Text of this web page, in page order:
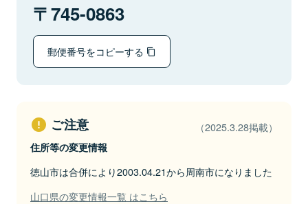
745-0863
郵便番号をコピーする
ご注意 （2025.3.28掲載）
住所等の変更情報
徳山市は合併により2003.04.21から周南市になりました
山口県の変更情報一覧 はこちら